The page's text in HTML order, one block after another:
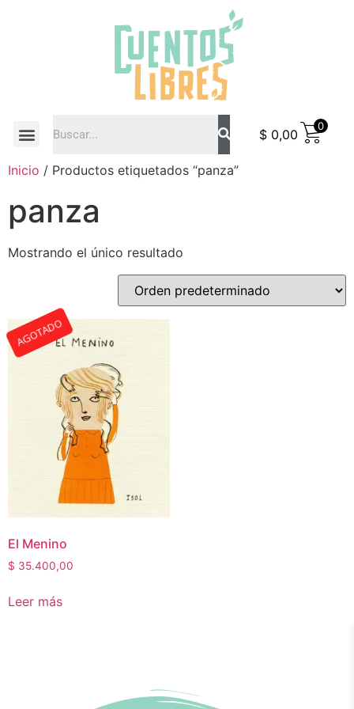
$ 0,00
0
Inicio / Productos etiquetados “panza”
panza
Mostrando el único resultado
AGOTADO
El Menino
$ 35.400,00
Leer más